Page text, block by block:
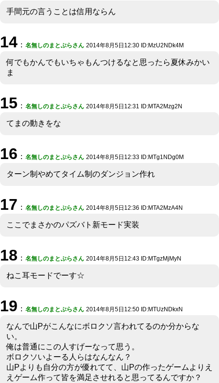
手間元の言うことは信用ならん
14 ： 名無しのまとぷらさん 2014年8月5日12:30 ID:MzU2NDk4M
何でもかんでもいちゃもんつけるなと思ったら夏休みかい
ま
15 ： 名無しのまとぷらさん 2014年8月5日12:31 ID:MTA2Mzg2N
てまの動きをな
16 ： 名無しのまとぷらさん 2014年8月5日12:33 ID:MTg1NDg0M
ターン制やめてタイム制のダンジョン作れ
17 ： 名無しのまとぷらさん 2014年8月5日12:36 ID:MTA2MzA4N
ここでまさかのパズバト新モード実装
18 ： 名無しのまとぷらさん 2014年8月5日12:43 ID:MTgzMjMyN
ねこ耳モードでーす☆
19 ： 名無しのまとぷらさん 2014年8月5日12:50 ID:MTUzNDkxN
なんで山Pがこんなにボロクソ言われてるのか分からな
い。
俺は普通にこの人すげーなって思う。
ボロクソいよーる人らはなんなん？
山Pよりも自分の方が優れてて、山Pの作ったゲームよりえ
えゲーム作って皆を満足させれると思ってるんですか？